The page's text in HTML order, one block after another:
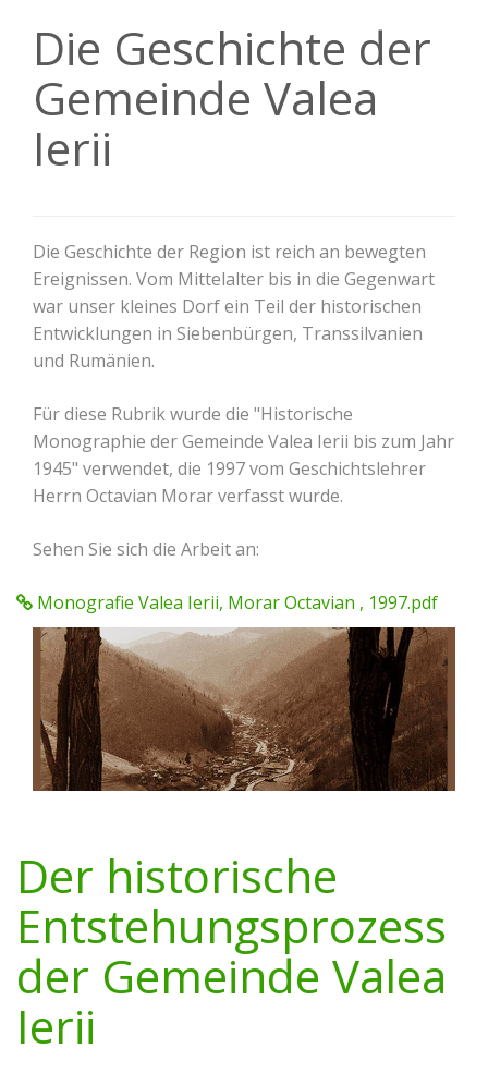
Die Geschichte der
Gemeinde Valea
Ierii
Die Geschichte der Region ist reich an bewegten
Ereignissen. Vom Mittelalter bis in die Gegenwart
war unser kleines Dorf ein Teil der historischen
Entwicklungen in Siebenbürgen, Transsilvanien
und Rumänien.
Für diese Rubrik wurde die "Historische
Monographie der Gemeinde Valea Ierii bis zum Jahr
1945" verwendet, die 1997 vom Geschichtslehrer
Herrn Octavian Morar verfasst wurde.
Sehen Sie sich die Arbeit an:
Monografie Valea Ierii, Morar Octavian , 1997.pdf
Der historische
Entstehungsprozess
der Gemeinde Valea
Ierii